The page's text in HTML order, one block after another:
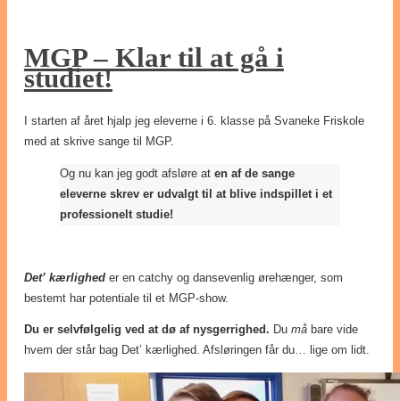
MGP – Klar til at gå i
studiet!
I starten af året hjalp jeg eleverne i 6. klasse på Svaneke Friskole
med at skrive sange til MGP.
Og nu kan jeg godt afsløre at en af de sange
eleverne skrev er udvalgt til at blive indspillet i et
professionelt studie!
Det’ kærligheder en catchy og dansevenlig ørehænger, som
bestemt har potentiale til et MGP-show.
Du er selvfølgelig ved at dø af nysgerrighed. Du måbare vide
hvem der står bag Det’ kærlighed. Afsløringen får du… lige om lidt.